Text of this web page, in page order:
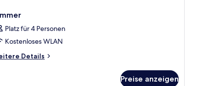
Platz für 4 Personen
Kostenloses WLAN
Details
Preise anzeigen